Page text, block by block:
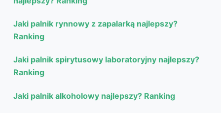
Jaki palnik rynnowy z zapalarką najlepszy?
Ranking
Jaki palnik spirytusowy laboratoryjny najlepszy?
Ranking
Jaki palnik alkoholowy najlepszy? Ranking